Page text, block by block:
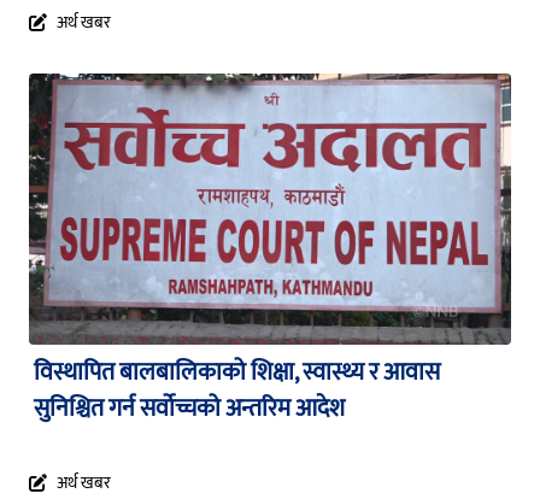
अर्थ खबर
विस्थापित बालबालिकाको शिक्षा, स्वास्थ्य र आवास
सुनिश्चित गर्न सर्वोच्चको अन्तरिम आदेश
अर्थ खबर